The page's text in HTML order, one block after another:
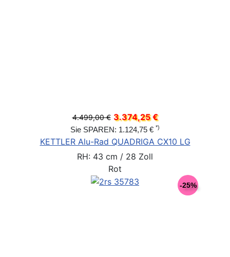
4.499,00 € 3.374,25 €
Sie SPAREN: 1.124,75 € *)
KETTLER Alu-Rad QUADRIGA CX10 LG
RH: 43 cm / 28 Zoll
Rot
-25%